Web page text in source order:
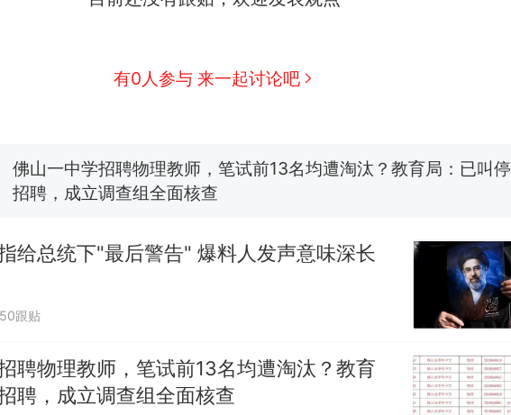
有0人参与 来一起讨论吧
费大厨“全国小炒肉大王”称号，仅凭视频评出？中国烹饪协会回
佛山一中学招聘物理教师，笔试前13名均遭淘汰？教育局：已叫停
招聘，成立调查组全面核查
热 那个在床头放菜刀的女孩，因老师一句“跟我回家”改写了人生
给总统下"最后警告" 爆料人发声意味深长
跟贴
聘物理教师，笔试前13名均遭淘汰？教育
聘，成立调查组全面核查